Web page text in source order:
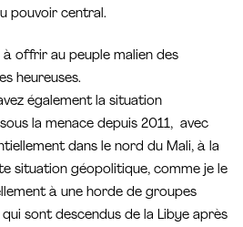
pouvoir central.
offrir au peuple malien des
heureuses.
également la situation
la menace depuis 2011, avec
dans le nord du Mali, à la
situation géopolitique, comme je le
à une horde de groupes
sont descendus de la Libye après